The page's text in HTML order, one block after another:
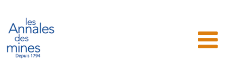
contenu